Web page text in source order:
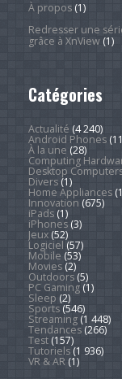
À propos(1)
Redresser une
grâce à XnView(1)
Catégories
Actualité (4 240)
Android Phones
À la une (28)
Computing
Desktop
Divers(1)
Home Appliances
Innovation (675)
iPads(1)
iPhones(3)
Jeux(52)
Logiciel (57)
Mobile (53)
Movies(2)
Outdoors(5)
PC Gaming(1)
Sleep (2)
Sports(546)
Streaming(1 448)
Tendances(266)
Test(157)
Tutoriels(1 936)
VR & AR(1)